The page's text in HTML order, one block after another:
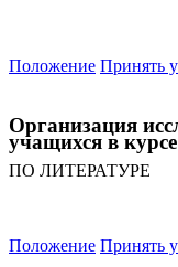
Положение Принять
Организация
учащихся в
ПО ЛИТЕРАТУРЕ
Положение Принять